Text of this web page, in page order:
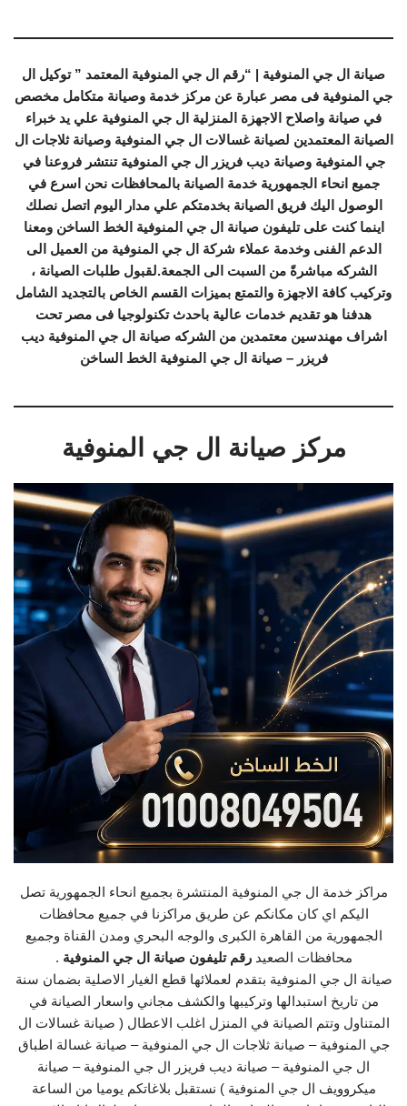
صيانة ال جي المنوفية | “رقم ال جي المنوفية المعتمد ” توكيل ال
جي المنوفية فى مصر عبارة عن مركز خدمة وصيانة متكامل مخصص
في صيانة واصلاح الاجهزة المنزلية ال جي المنوفية علي يد خبراء
الصيانة المعتمدين لصيانة غسالات ال جي المنوفية وصيانة ثلاجات ال
جي المنوفية وصيانة ديب فريزر ال جي المنوفية تنتشر فروعنا في
جميع انحاء الجمهورية خدمة الصيانة بالمحافظات نحن اسرع في
الوصول اليك فريق الصيانة بخدمتكم علي مدار اليوم اتصل نصلك
اينما كنت على تليفون صيانة ال جي المنوفية الخط الساخن ومعنا
الدعم الفنى وخدمة عملاء شركة ال جي المنوفية من العميل الى
الشركه مباشرةً من السبت الى الجمعة.لقبول طلبات الصيانة ،
وتركيب كافة الاجهزة والتمتع بميزات القسم الخاص بالتجديد الشامل
هدفنا هو تقديم خدمات عالية باحدث تكنولوجيا فى مصر تحت
اشراف مهندسين معتمدين من الشركه صيانة ال جي المنوفية ديب
فريزر – صيانة ال جي المنوفية الخط الساخن
مركز صيانة ال جي المنوفية
مراكز خدمة ال جي المنوفية المنتشرة بجميع انحاء الجمهورية تصل
اليكم اي كان مكانكم عن طريق مراكزنا في جميع محافظات
الجمهورية من القاهرة الكبرى والوجه البحري ومدن القناة وجميع
محافظات الصعيد رقم تليفون صيانة ال جي المنوفية .
صيانة ال جي المنوفية بتقدم لعملائها قطع الغيار الاصلية بضمان سنة
من تاريخ استبدالها وتركيبها والكشف مجاني واسعار الصيانة في
المتناول وتتم الصيانة في المنزل اغلب الاعطال ( صيانة غسالات ال
جي المنوفية – صيانة ثلاجات ال جي المنوفية – صيانة غسالة اطباق
ال جي المنوفية – صيانة ديب فريزر ال جي المنوفية – صيانة
ميكروويف ال جي المنوفية ) نستقبل بلاغاتكم يوميا من الساعة